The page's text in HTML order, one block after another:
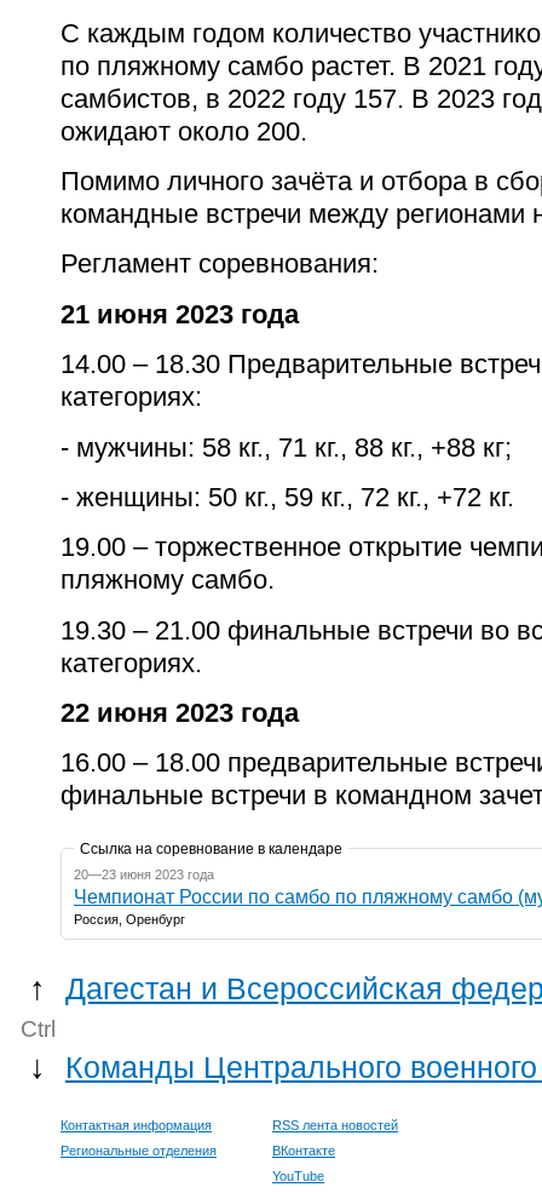
С каждым годом количество
по пляжному самбо растет. В 2021
самбистов, в 2022 году 157. В 2023
ожидают около 200.
Помимо личного зачёта и отбора в
командные встречи между регионами
Регламент соревнования:
21 июня 2023 года
14.00 – 18.30 Предварительные
категориях:
- мужчины: 58 кг., 71 кг., 88 кг., +88 кг;
- женщины: 50 кг., 59 кг., 72 кг., +72 кг.
19.00 – торжественное открытие
пляжному самбо.
19.30 – 21.00 финальные встречи во
категориях.
22 июня 2023 года
16.00 – 18.00 предварительные
финальные встречи в командном
Ссылка на соревнование в календаре
20—23 июня 2023 года
Чемпионат России по самбо по пляжному самбо
Россия, Оренбург
↑ Дагестан и Всероссийская
Ctrl
↓ Команды Центрального
Контактная информация
Региональные отделения
RSS лента новостей
ВКонтакте
YouTube